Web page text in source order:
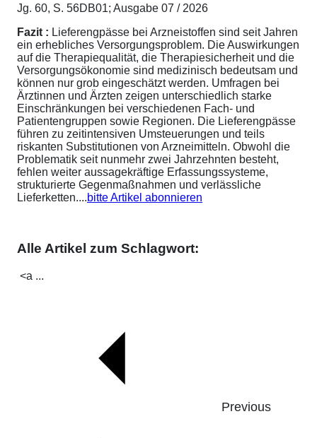
Jg. 60, S. 56DB01; Ausgabe 07 / 2026
Fazit : Lieferengpässe bei Arzneistoffen sind seit Jahren
ein erhebliches Versorgungsproblem. Die Auswirkungen
auf die Therapiequalität, die Therapiesicherheit und die
Versorgungsökonomie sind medizinisch bedeutsam und
können nur grob eingeschätzt werden. Umfragen bei
Ärztinnen und Ärzten zeigen unterschiedlich starke
Einschränkungen bei verschiedenen Fach- und
Patientengruppen sowie Regionen. Die Lieferengpässe
führen zu zeitintensiven Umsteuerungen und teils
riskanten Substitutionen von Arzneimitteln. Obwohl die
Problematik seit nunmehr zwei Jahrzehnten besteht,
fehlen weiter aussagekräftige Erfassungssysteme,
strukturierte Gegenmaßnahmen und verlässliche
Lieferketten....bitte Artikel abonnieren
Alle Artikel zum Schlagwort:
<a ...
Previous